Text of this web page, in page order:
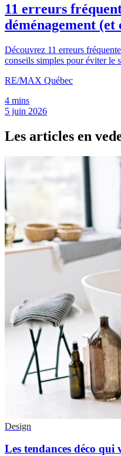
11 erreurs
déménagement
Découvrez 11 erreurs
conseils simples pour éviter le
RE/MAX Québec
4 mins
5 juin 2026
Les articles en
Design
Les tendances déco